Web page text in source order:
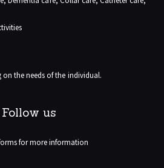
the needs of the individual.
Follow us
for more information